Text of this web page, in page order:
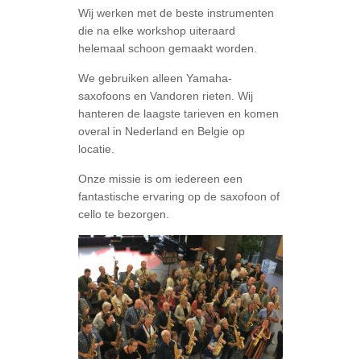
Wij werken met de beste instrumenten
die na elke workshop uiteraard
helemaal schoon gemaakt worden.
We gebruiken alleen Yamaha-
saxofoons en Vandoren rieten. Wij
hanteren de laagste tarieven en komen
overal in Nederland en Belgie op
locatie.
Onze missie is om iedereen een
fantastische ervaring op de saxofoon of
cello te bezorgen.